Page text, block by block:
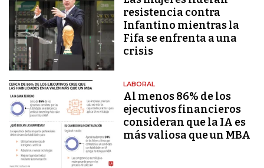
resistencia contra
Infantino mientras la
Fifa se enfrenta a una
crisis
LABORAL
Al menos 86% de los
ejecutivos financieros
consideran que la IA es
más valiosa que un MBA